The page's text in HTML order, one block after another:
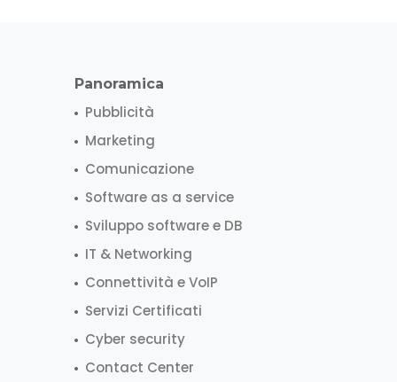
Panoramica
Pubblicità
Marketing
Comunicazione
Software as a service
Sviluppo software e DB
IT & Networking
Connettività e VoIP
Servizi Certificati
Cyber security
Contact Center